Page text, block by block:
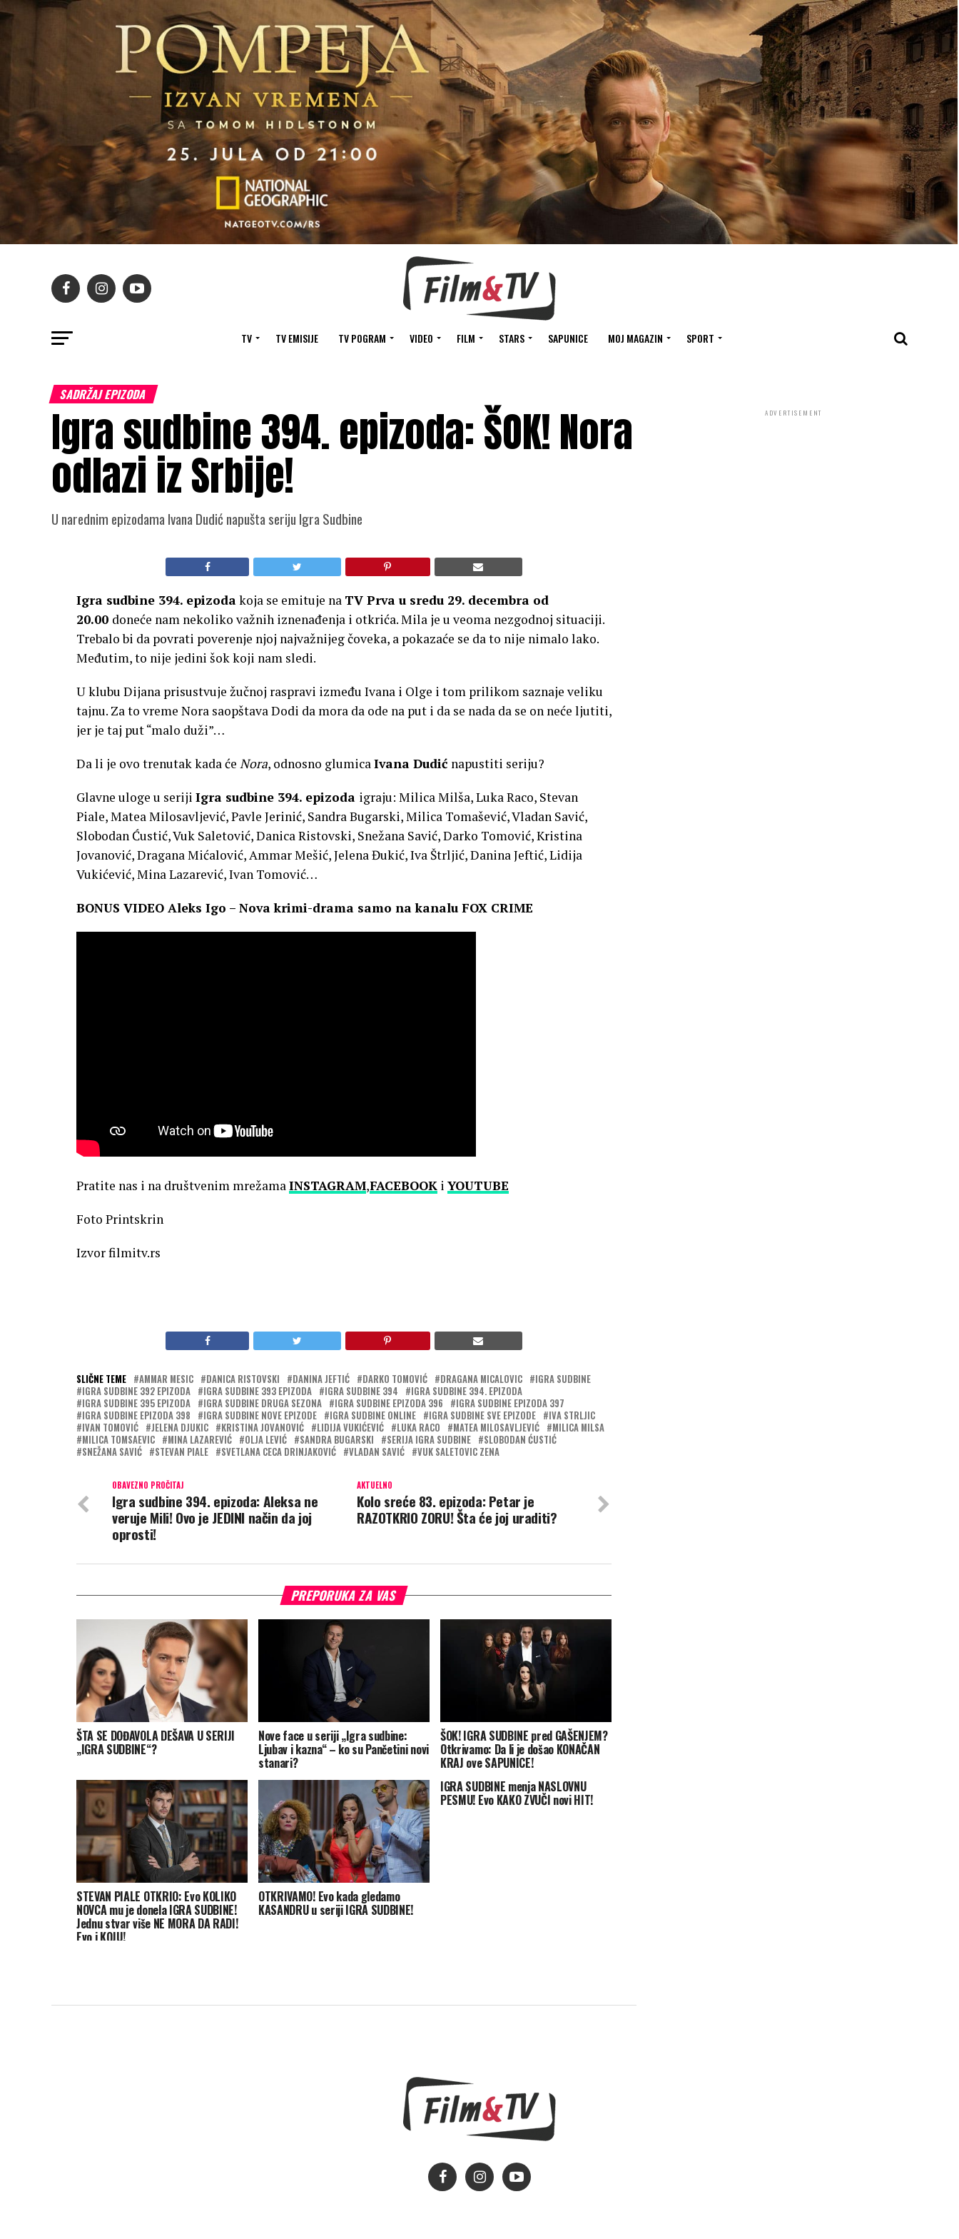
TV TV EMISIJE TV POGRAM VIDEO FILM STARS SAPUNICE MOJ MAGAZIN SPORT
SADRŽAJ EPIZODA
Igra sudbine 394. epizoda: ŠOK! Nora
odlazi iz Srbije!
U narednim epizodama Ivana Dudić napušta seriju Igra Sudbine
Igra sudbine 394. epizodakoja se emituje na TV Prva u sredu 29. decembra od
20.00 doneće nam nekoliko važnih iznenađenja i otkrića. Mila je u veoma nezgodnoj situaciji.
Trebalo bi da povrati poverenje njoj najvažnijeg čoveka, a pokazaće se da to nije nimalo lako.
Međutim, to nije jedini šok koji nam sledi.
U klubu Dijana prisustvuje žučnoj raspravi između Ivana i Olge i tom prilikom saznaje veliku
tajnu. Za to vreme Nora saopštava Dodi da mora da ode na put i da se nada da se on neće ljutiti,
jer je taj put “malo duži”…​
Da li je ovo trenutak kada će Nora, odnosno glumicaIvana Dudić napustiti seriju?
Glavne uloge u seriji Igra sudbine 394. epizoda igraju: Milica Milša, Luka Raco, Stevan
Piale, Matea Milosavljević, Pavle Jerinić, Sandra Bugarski, Milica Tomašević, Vladan Savić,
Slobodan Ćustić, Vuk Saletović, Danica Ristovski, Snežana Savić, Darko Tomović, Kristina
Jovanović, Dragana Mićalović, Ammar Mešić, Jelena Đukić, Iva Štrljić, Danina Jeftić, Lidija
Vukićević, Mina Lazarević, Ivan Tomović…
BONUS VIDEO Aleks Igo – Nova krimi-drama samo na kanalu FOX CRIME
Pratite nas i na društvenim mrežamaINSTAGRAM,FACEBOOK i YOUTUBE
Foto Printskrin
Izvor filmitv.rs
SLIČNE TEME AMMAR MESIC DANICA RISTOVSKI DANINA JEFTIĆ DARKO TOMOVIĆ DRAGANA MICALOVIC
IGRA SUDBINE
IGRA SUDBINE 392 EPIZODA
IGRA SUDBINE 393 EPIZODA IGRA SUDBINE 394
IGRA SUDBINE 394. EPIZODA
IGRA SUDBINE 395 EPIZODA
IGRA SUDBINE DRUGA SEZONA IGRA SUDBINE EPIZODA 396
IGRA SUDBINE EPIZODA 397
IGRA SUDBINE EPIZODA 398
IGRA SUDBINE NOVE EPIZODE IGRA SUDBINE ONLINE IGRA SUDBINE SVE EPIZODE
IVA STRLJIC
IVAN TOMOVIĆ
JELENA DJUKIC KRISTINA JOVANOVIĆ LIDIJA VUKIĆEVIĆ LUKA RACO MATEA MILOSAVLJEVIĆ
MILICA MILSA
MILICA TOMSAEVIC
MINA LAZAREVIĆ OLJA LEVIĆ SANDRA BUGARSKI SERIJA IGRA SUDBINE
SLOBODAN ĆUSTIĆ
SNEŽANA SAVIĆ
STEVAN PIALE SVETLANA CECA DRINJAKOVIĆ VLADAN SAVIĆ VUK SALETOVIC ZENA
AKTUELNO
Kolo sreće 83. epizoda: Petar je
RAZOTKRIO ZORU! Šta će joj uraditi?
OBAVEZNO PROČITAJ
Igra sudbine 394. epizoda: Aleksa ne
veruje Mili! Ovo je JEDINI način da joj
oprosti!
PREPORUKA ZA VAS
ŠTA SE DOĐAVOLA DEŠAVA U SERIJI
„IGRA SUDBINE“?
Nove face u seriji „Igra sudbine:
Ljubav i kazna“ – ko su Pančetini novi
stanari?
ŠOK! IGRA SUDBINE pred GAŠENJEM?
Otkrivamo: Da li je došao KONAČAN
KRAJ ove SAPUNICE!
STEVAN PIALE OTKRIO: Evo KOLIKO
NOVCA mu je donela IGRA SUDBINE!
Jednu stvar više NE MORA DA RADI!
Evo i KOJU!
OTKRIVAMO! Evo kada gledamo
KASANDRU u seriji IGRA SUDBINE!
IGRA SUDBINE menja NASLOVNU
PESMU! Evo KAKO ZVUČI novi HIT!
„Zločinački umovi“ na kanalu Star
ADVERTISEMENT